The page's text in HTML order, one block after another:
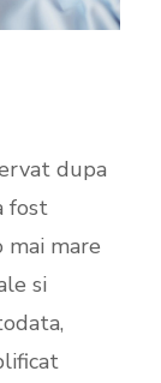
dupa
fost
mare
si